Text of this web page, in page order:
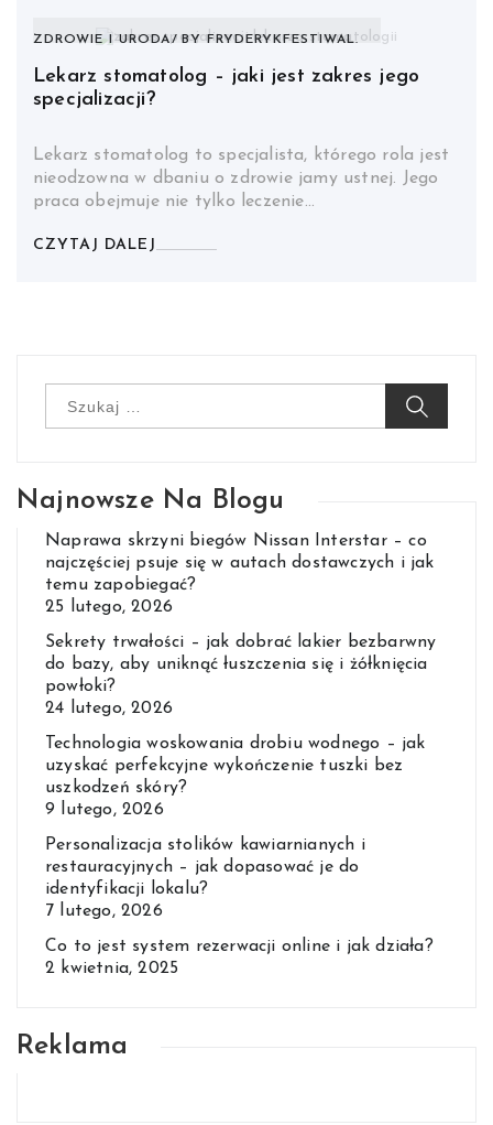
ZDROWIE I URODA BYFRYDERYKFESTIWAL.
Lekarz stomatolog – jaki jest zakres jego
specjalizacji?
Lekarz stomatolog to specjalista, którego rola jest
nieodzowna w dbaniu o zdrowie jamy ustnej. Jego
praca obejmuje nie tylko leczenie…
CZYTAJ DALEJ
Najnowsze Na Blogu
Naprawa skrzyni biegów Nissan Interstar – co
najczęściej psuje się w autach dostawczych i jak
temu zapobiegać?
25 lutego, 2026
Sekrety trwałości – jak dobrać lakier bezbarwny
do bazy, aby uniknąć łuszczenia się i żółknięcia
powłoki?
24 lutego, 2026
Technologia woskowania drobiu wodnego – jak
uzyskać perfekcyjne wykończenie tuszki bez
uszkodzeń skóry?
9 lutego, 2026
Personalizacja stolików kawiarnianych i
restauracyjnych – jak dopasować je do
identyfikacji lokalu?
7 lutego, 2026
Co to jest system rezerwacji online i jak działa?
2 kwietnia, 2025
Reklama